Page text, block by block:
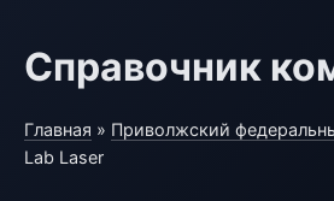
Справочник
Главная » Приволжский
Lab Laser